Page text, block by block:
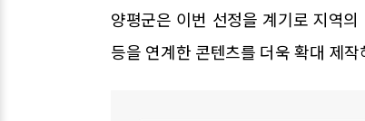
양평군은 이번 선정을 계기로 지역
등을 연계한 콘텐츠를 더욱 확대 제